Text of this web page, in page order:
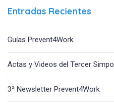
Entradas Recientes
Guías Prevent4Work
Actas y Videos del Tercer
3ª Newsletter Prevent4Work